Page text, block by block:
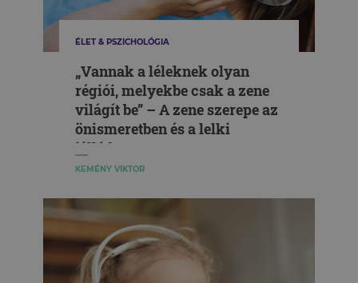
ÉLET & PSZICHOLÓGIA
„Vannak a léleknek olyan
régiói, melyekbe csak a zene
világít be” – A zene szerepe az
önismeretben és a lelki
jóllétben
KEMÉNY VIKTOR